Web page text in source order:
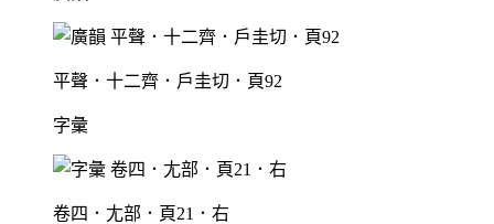
平聲．十二齊．戶圭切．頁92
字彙
卷四．尢部．頁21．右